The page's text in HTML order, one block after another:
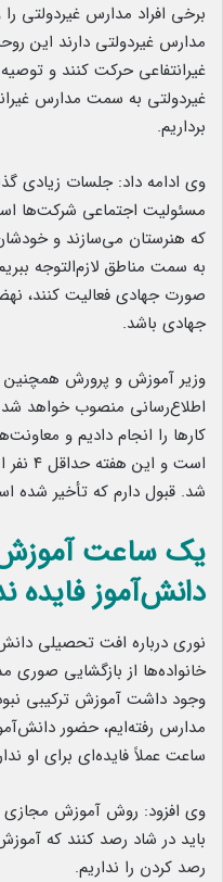
برخی افراد مدارس غیردولتی
مدارس غیردولتی دارند این
غیرانتفاعی حرکت کنند و
غیردولتی به سمت مدارس
برداریم.
وی ادامه داد: جلسات زیادی
که هنرستان می‌سازند و
به سمت مناطق لازم‌التوجه
صورت جهادی فعالیت کنند،
جهادی باشد.
وزیر آموزش و پرورش
اطلاع‌رسانی منصوب خواهد شد
کارها را انجام دادیم و
است و
شد. قبول دارم که تأخیر شده
یک ساعت
دانش‌آموز فایده
نوری درباره افت تحصیلی
خانواده‌ها از بازگشایی صوری
وجود داشت آموزش ترکیبی
مدارس رفته‌ایم، حضور
ساعت عملاً فایده‌ای برای او
وی افزود: روش آموزش
باید در شاد رصد کنند که
رصد کردن را نداریم.